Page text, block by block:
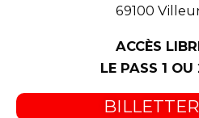
69100
ACCÈS
LE PASS 1 OU